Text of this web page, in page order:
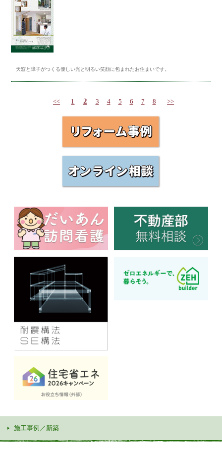
天窓と障子がつくる優しい光と明るい笑顔に包まれたお住まいです。
<< 1 2 3 4 5 6 7 8 >>
施工事例／新築